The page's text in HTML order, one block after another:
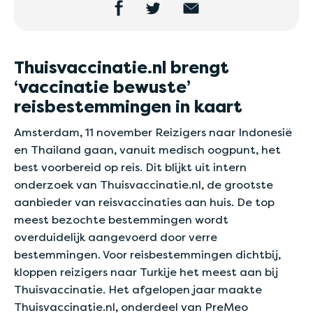
Thuisvaccinatie.nl brengt
‘vaccinatie bewuste’
reisbestemmingen in kaart
Amsterdam, 11 november Reizigers naar Indonesië
en Thailand gaan, vanuit medisch oogpunt, het
best voorbereid op reis. Dit blijkt uit intern
onderzoek van Thuisvaccinatie.nl, de grootste
aanbieder van reisvaccinaties aan huis. De top
meest bezochte bestemmingen wordt
overduidelijk aangevoerd door verre
bestemmingen. Voor reisbestemmingen dichtbij,
kloppen reizigers naar Turkije het meest aan bij
Thuisvaccinatie. Het afgelopen jaar maakte
Thuisvaccinatie.nl, onderdeel van PreMeo